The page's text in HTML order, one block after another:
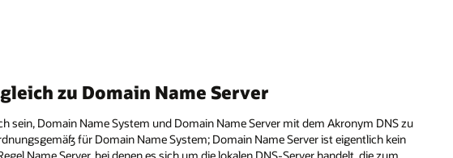
zu Domain Name Server
sein, Domain Name System und Domain Name Server mit dem Akronym DNS zu
für Domain Name System; Domain Name Server ist eigentlich kein